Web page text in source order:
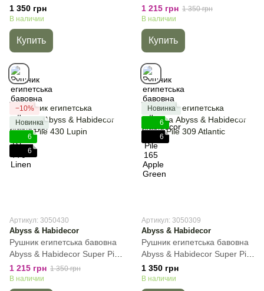
770 Linen, Бежевый, 30х50
см, Для рук
1 350 грн
В наличии
Купить
165 Apple Green, Зелёный,
30х50 см, Для рук
1 215 грн 1 350 грн
В наличии
Купить
−10%
Новинка
6
6
Артикул: 3050430
Abyss & Habidecor
Рушник египетська бавовна
Abyss & Habidecor Super Pile
430 Lupin, Сирень, 30х50 см,
Для рук
1 215 грн 1 350 грн
В наличии
Новинка
6
6
Артикул: 3050309
Abyss & Habidecor
Рушник египетська бавовна
Abyss & Habidecor Super Pile
309 Atlantic, Бирюзовый,
30х50 см, Для рук
1 350 грн
В наличии